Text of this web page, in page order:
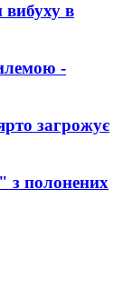
вибуху в
-
загрожує
з полонених